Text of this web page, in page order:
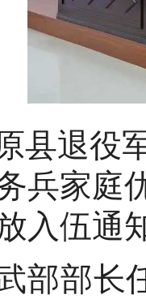
县退役
兵家庭
入伍通
部部长